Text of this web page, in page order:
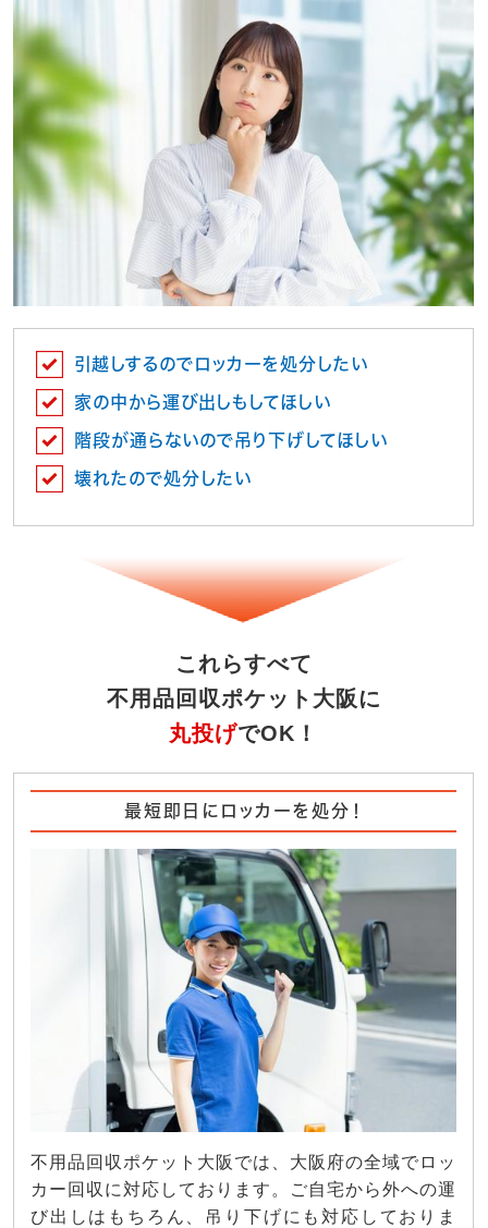
引越しするのでロッカーを処分したい
家の中から運び出しもしてほしい
階段が通らないので吊り下げしてほしい
壊れたので処分したい
これらすべて
不用品回収ポケット大阪に
丸投げでOK！
最短即日にロッカーを処分！
不用品回収ポケット大阪では、大阪府の全域でロッ
カー回収に対応しております。ご自宅から外への運
び出しはもちろん、吊り下げにも対応しておりま